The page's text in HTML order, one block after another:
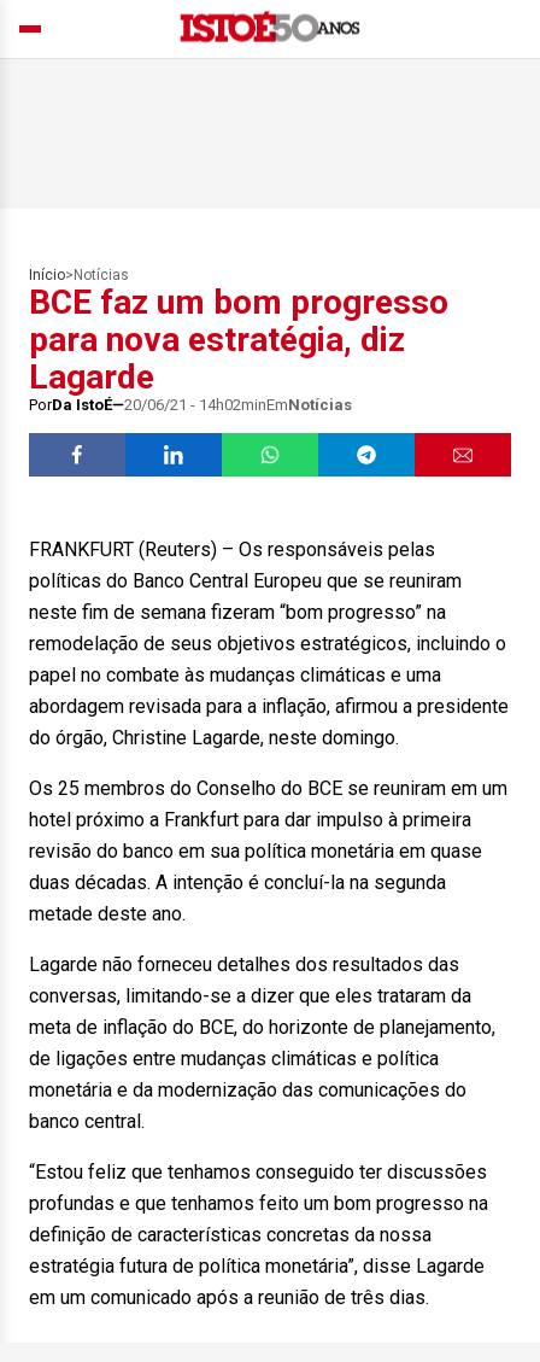
Início> Notícias
BCE faz um bom progresso
para nova estratégia, diz
Lagarde
PorDa IstoÉ 20/06/21 - 14h02minEmNotícias
FRANKFURT (Reuters) – Os responsáveis pelas
políticas do Banco Central Europeu que se reuniram
neste fim de semana fizeram “bom progresso” na
remodelação de seus objetivos estratégicos, incluindo o
papel no combate às mudanças climáticas e uma
abordagem revisada para a inflação, afirmou a presidente
do órgão, Christine Lagarde, neste domingo.
Os 25 membros do Conselho do BCE se reuniram em um
hotel próximo a Frankfurt para dar impulso à primeira
revisão do banco em sua política monetária em quase
duas décadas. A intenção é concluí-la na segunda
metade deste ano.
Lagarde não forneceu detalhes dos resultados das
conversas, limitando-se a dizer que eles trataram da
meta de inflação do BCE, do horizonte de planejamento,
de ligações entre mudanças climáticas e política
monetária e da modernização das comunicações do
banco central.
“Estou feliz que tenhamos conseguido ter discussões
profundas e que tenhamos feito um bom progresso na
definição de características concretas da nossa
estratégia futura de política monetária”, disse Lagarde
em um comunicado após a reunião de três dias.